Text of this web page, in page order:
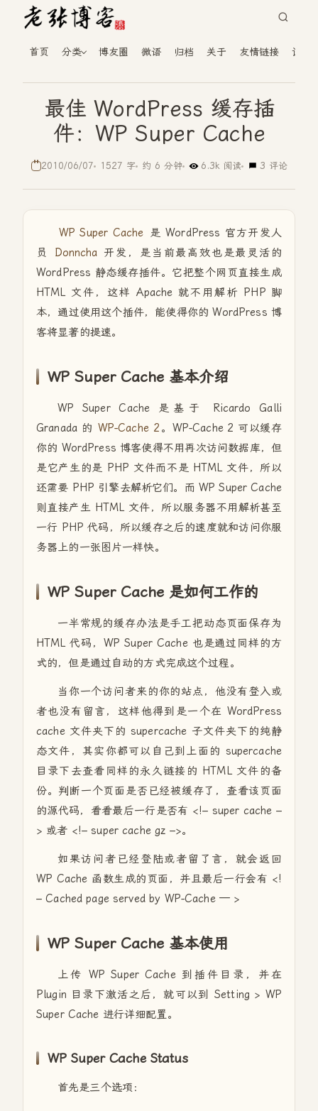
首页 分类 博友圈 微语 归档 关于 友情链接 读者
最佳 WordPress 缓存插
件：WP Super Cache
2010/06/07 1527 字 约 6 分钟 6.3k 阅读 3 评论
WP Super Cache
是 WordPress 官方开发人
员
Donncha 开发，是当前最高效也是最灵活的
WordPress 静态缓存插件。它把整个网页直接生成
HTML 文件，这样 Apache 就不用解析 PHP 脚
本，通过使用这个插件，能使得你的 WordPress 博
客将显著的提速。
WP Super Cache 基本介绍
WP Super Cache 是基于 Ricardo Galli
Granada 的 WP-Cache 2 。WP-Cache 2 可以缓存
你的 WordPress 博客使得不用再次访问数据库，但
是它产生的是 PHP 文件而不是 HTML 文件，所以
还需要 PHP 引擎去解析它们。而 WP Super Cache
则直接产生 HTML 文件，所以服务器不用解析甚至
一行 PHP 代码，所以缓存之后的速度就和访问你服
务器上的一张图片一样快。
WP Super Cache 是如何工作的
一半常规的缓存办法是手工把动态页面保存为
HTML 代码，WP Super Cache 也是通过同样的方
式的，但是通过自动的方式完成这个过程。
当你一个访问者来的你的站点，他没有登入或
者也没有留言，这样他得到是一个在 WordPress
cache 文件夹下的 supercache 子文件夹下的纯静
态文件，其实你都可以自己到上面的 supercache
目录下去查看同样的永久链接的 HTML 文件的备
份。判断一个页面是否已经被缓存了，查看该页面
的源代码，看看最后一行是否有 <!– super cache –
> 或者 <!– super cache gz –>。
如果访问者已经登陆或者留了言，就会返回
WP Cache 函数生成的页面，并且最后一行会有 <!
– Cached page served by WP-Cache — >
WP Super Cache 基本使用
上传 WP Super Cache 到插件目录，并在
Plugin 目录下激活之后，就可以到 Setting > WP
Super Cache 进行详细配置。
WP Super Cache Status
首先是三个选项：